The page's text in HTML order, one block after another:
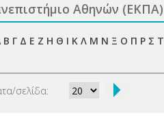
Αθηνών (ΕΚΠΑ)
Β Γ Δ Ε Ζ Η Θ Ι Κ Λ Μ Ν Ξ Ο Π Ρ Σ Τ
σελίδα: